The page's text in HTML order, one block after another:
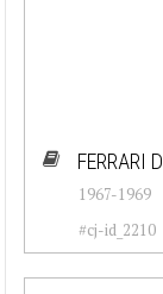
FERRARI
1967-1969
#cj-id_2210